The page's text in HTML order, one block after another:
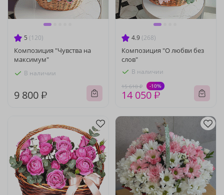
5 (120)
Композиция "Чувства на
максимум"
В наличии
9 800 ₽
4.9 (268)
Композиция "О любви без
слов"
В наличии
15 610 ₽ -10%
14 050 ₽